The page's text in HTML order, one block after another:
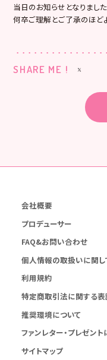
当日のお知らせとなりまし
何卒ご理解とご了承のほど
SHARE ME !
会社概要
プロデューサー
FAQ&お問い合わせ
個人情報の取扱いに関し
利用規約
特定商取引法に関する表
推奨環境について
ファンレター・プレゼント
サイトマップ